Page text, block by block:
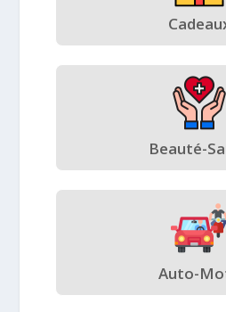
Beauté-
Auto-